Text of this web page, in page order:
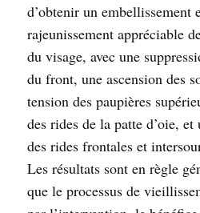
d’obtenir un embellissement
rajeunissement appréciable
du visage, avec une
du front, une ascension des
tension des paupières
des rides de la patte d’oie,
des rides frontales et
Les résultats sont en règle
que le processus de